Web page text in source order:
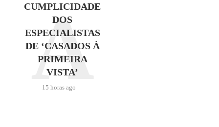
CUMPLICIDADE
DOS
ESPECIALISTAS
DE ‘CASADOS À
PRIMEIRA
VISTA’
15 horas ago
A